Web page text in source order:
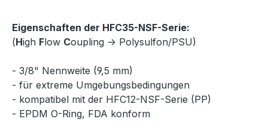
Eigenschaften der HFC35-NSF-Serie:
(High Flow Coupling -> Polysulfon/PSU)
- 3/8" Nennweite (9,5 mm)
- für extreme Umgebungsbedingungen
- kompatibel mit der HFC12-NSF-Serie (PP)
- EPDM O-Ring, FDA konform